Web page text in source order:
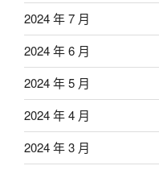
2024 年 7 月
2024 年 6 月
2024 年 5 月
2024 年 4 月
2024 年 3 月